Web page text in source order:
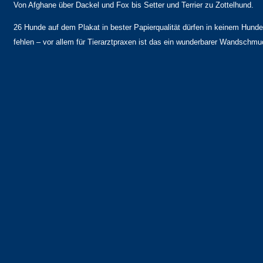
Von Afghane über Dackel und Fox bis Setter und Terrier zu Zottelhund.
26 Hunde auf dem Plakat in bester Papierqualität dürfen in keinem
fehlen – vor allem für Tierarztpraxen ist das ein wunderbarer